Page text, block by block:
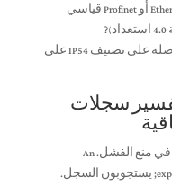
هل يحتوي على اتصال Ethernet/IP أو Profinet قياسي
هل خزانة التحكم حاصلة على تصنيف IP54 على
سجلات
An
; يستجوبون السجل.